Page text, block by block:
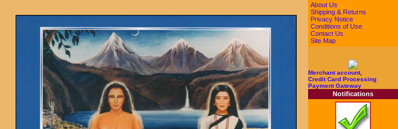
About Us
Shipping & Returns
Privacy Notice
Conditions of Use
Contact Us
Site Map
Merchant account,
Credit Card Processing
Payment Gateway
Notifications